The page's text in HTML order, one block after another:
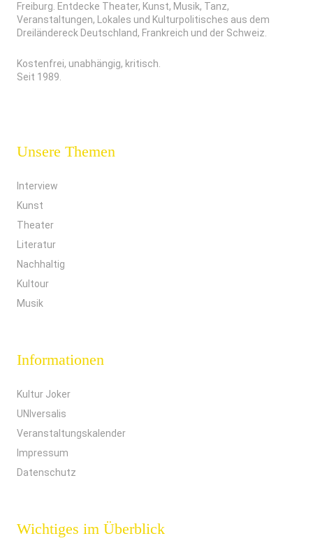
Freiburg. Entdecke Theater, Kunst, Musik, Tanz,
Veranstaltungen, Lokales und Kulturpolitisches aus dem
Dreiländereck Deutschland, Frankreich und der Schweiz.
Kostenfrei, unabhängig, kritisch.
Seit 1989.
Unsere Themen
Interview
Kunst
Theater
Literatur
Nachhaltig
Kultour
Musik
Informationen
Kultur Joker
UNIversalis
Veranstaltungskalender
Impressum
Datenschutz
Wichtiges im Überblick